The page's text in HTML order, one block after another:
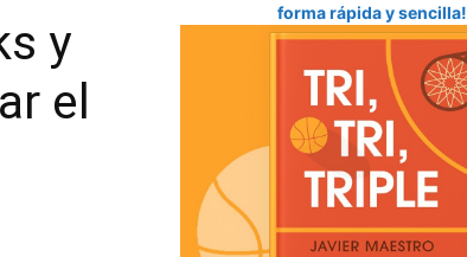
y
el
forma rápida y sencilla!